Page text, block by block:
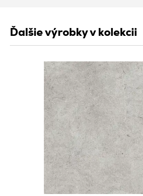
Ďalšie výrobky v kolekcii